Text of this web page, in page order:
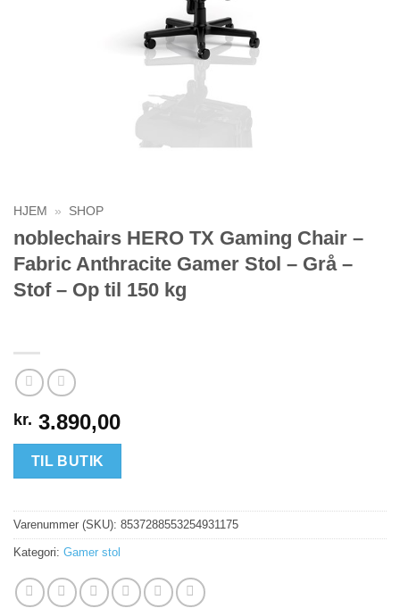
HJEM » SHOP
noblechairs HERO TX Gaming Chair –
Fabric Anthracite Gamer Stol – Grå –
Stof – Op til 150 kg
kr. 3.890,00
TIL BUTIK
Varenummer (SKU): 8537288553254931175
Kategori: Gamer stol